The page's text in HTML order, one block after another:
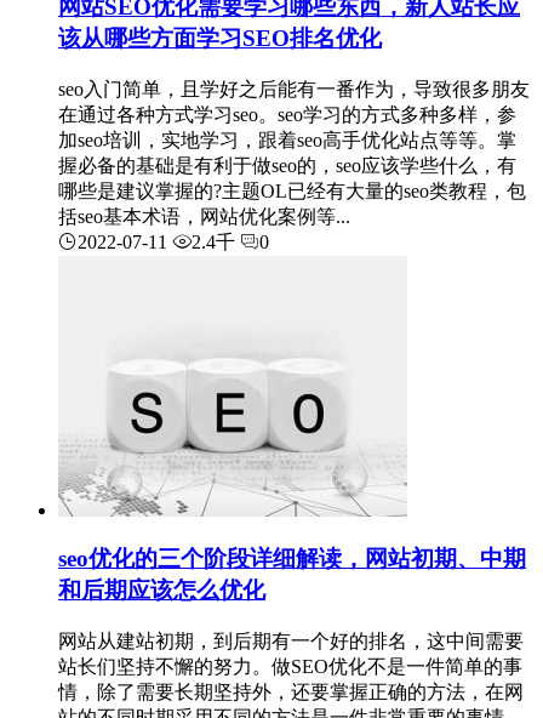
网站SEO优化需要学习哪些东西，新人站长应
该从哪些方面学习SEO排名优化
seo入门简单，且学好之后能有一番作为，导致很多朋友
在通过各种方式学习seo。seo学习的方式多种多样，参
加seo培训，实地学习，跟着seo高手优化站点等等。掌
握必备的基础是有利于做seo的，seo应该学些什么，有
哪些是建议掌握的?主题OL已经有大量的seo类教程，包
括seo基本术语，网站优化案例等...
2022-07-11
2.4千 0
seo优化的三个阶段详细解读，网站初期、中期
和后期应该怎么优化
网站从建站初期，到后期有一个好的排名，这中间需要
站长们坚持不懈的努力。做SEO优化不是一件简单的事
情，除了需要长期坚持外，还要掌握正确的方法，在网